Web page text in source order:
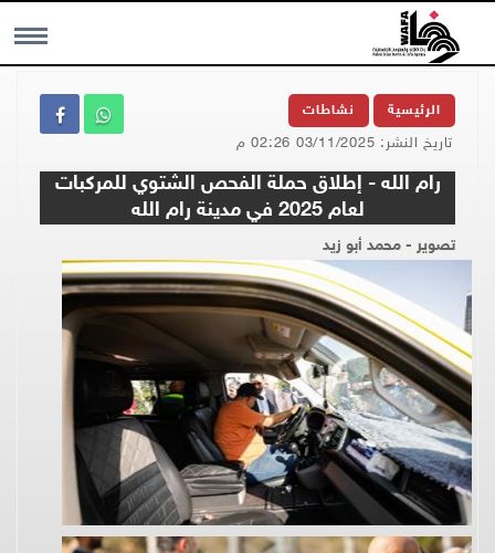
MENU الرئيسية نشاطات
تاريخ النشر: 03/11/2025 02:26 م
رام الله - إطلاق حملة الفحص الشتوي للمركبات
لعام 2025 في مدينة رام الله
تصوير - محمد أبو زيد